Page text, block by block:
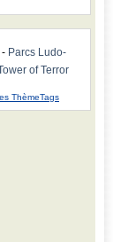
- Parcs Ludo-
of Terror
ThèmeTags